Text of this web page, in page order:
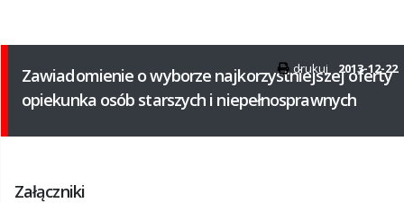
drukuj 2013-12-22
Zawiadomienie o wyborze najkorzystniejszej oferty
opiekunka osób starszych i niepełnosprawnych
Załączniki